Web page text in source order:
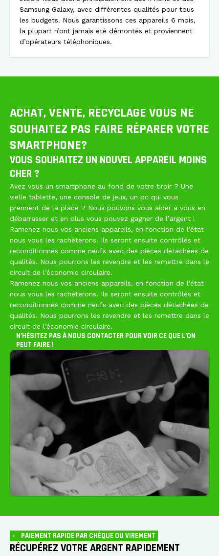
Samsung Galaxy, avec différentes qualités pour tous
les budgets. Nous garantissons ces appareils 6 mois,
la plupart n’ont jamais été démontés et proviennent
d’opérateurs téléphoniques.
ACHAT, VENTE, RECYCLAGE VOUS NE
SOUHAITEZ PAS FAIRE RÉPARER VOTRE
SMARTPHONE?
VOUS SOUHAITEZ UN NOUVEL APPAREIL MOINS
CHER ?
Avez vous un smartphone au fond de votre tiroir ? Une
vielle tablette, une console de jeux, un pc qui vous
prennent de la place ? Nous pouvons vous aider à vous en
débarrasser et en plus vous pouvez gagner de l’argent !
Ramenez nous vos anciens appareils, en fonction de l’état
nous vous les rachèterons. Ils seront ensuite contrôlés et
reconditionnés comme neufs avec des pièces détachées de
qualités. Nous pourrons les revendre et les remettre dans le
circuit de l’économie circulaire.
Ramenez nous vos anciens appareils, en fonction de l’état
nous vous les rachèterons. Ils seront ensuite contrôlés et
reconditionnés comme neufs avec des pièces détachées de
qualités. Nous pourrons les revendre et les remettre dans le
circuit de l’économie circulaire.
N’HÉSITEZ PAS À NOUS CONTACTER POUR VOIR CE QUE L’ON
PEUT FAIRE !
PAIEMENT RAPIDE PAR CHÈQUE OU VIREMENT
RÉCUPÉREZ VOTRE ARGENT RAPIDEMENT